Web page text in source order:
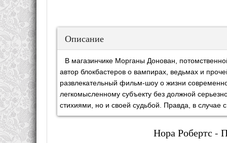
Описание
В магазинчике Морганы Донован,
автор блокбастеров о вампирах, ведьмах и
развлекательный фильм-шоу о жизни
легкомысленному субъекту без должной
стихиями, но и своей судьбой. Правда, в
Нора Робертс -